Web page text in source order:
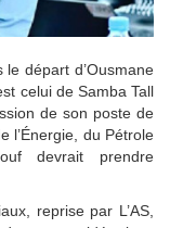
départ d’Ousmane
celui de Samba Tall
de son poste de
l’Énergie, du Pétrole
devrait prendre
reprise par L’AS,